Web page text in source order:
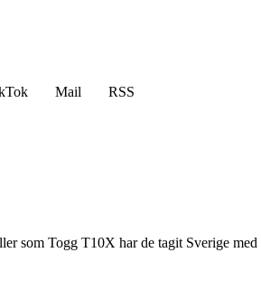
Mail
RSS
som Togg T10X har de tagit Sverige med